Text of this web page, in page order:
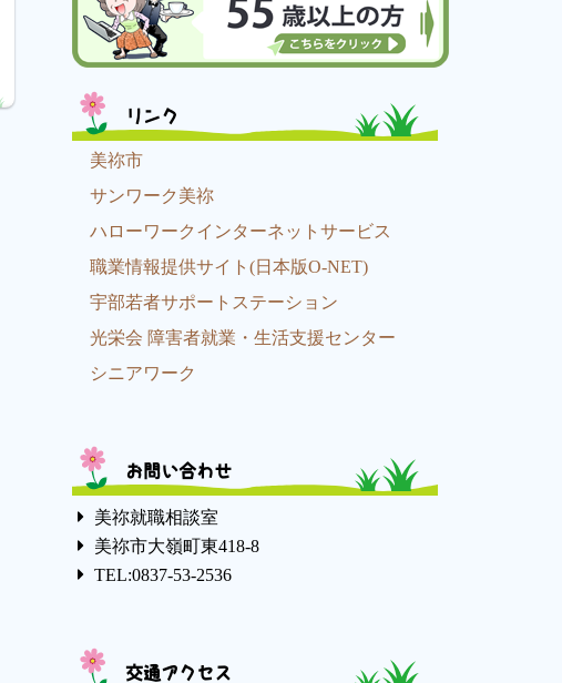
リンク
美祢市
サンワーク美祢
ハローワークインターネットサービス
職業情報提供サイト(日本版O-NET)
宇部若者サポートステーション
光栄会 障害者就業・生活支援センター
シニアワーク
お問い合わせ
美祢就職相談室
美祢市大嶺町東418-8
TEL:0837-53-2536
交通アクセス